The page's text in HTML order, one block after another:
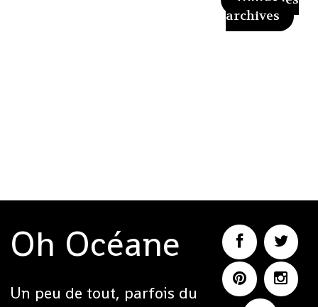
archives
Oh Océane
Un peu de tout, parfois du